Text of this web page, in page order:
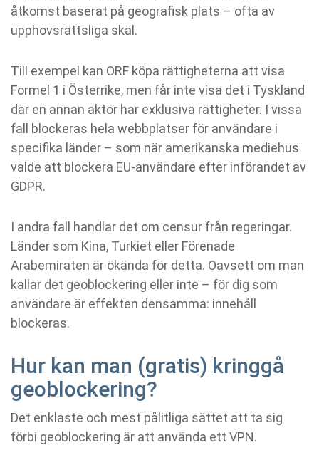
åtkomst baserat på geografisk plats – ofta av
upphovsrättsliga skäl.
Till exempel kan ORF köpa rättigheterna att visa
Formel 1 i Österrike, men får inte visa det i Tyskland
där en annan aktör har exklusiva rättigheter. I vissa
fall blockeras hela webbplatser för användare i
specifika länder – som när amerikanska mediehus
valde att blockera EU-användare efter införandet av
GDPR.
I andra fall handlar det om censur från regeringar.
Länder som Kina, Turkiet eller Förenade
Arabemiraten är ökända för detta. Oavsett om man
kallar det geoblockering eller inte – för dig som
användare är effekten densamma: innehåll
blockeras.
Hur kan man (gratis) kringgå
geoblockering?
Det enklaste och mest pålitliga sättet att ta sig
förbi geoblockering är att använda ett VPN.